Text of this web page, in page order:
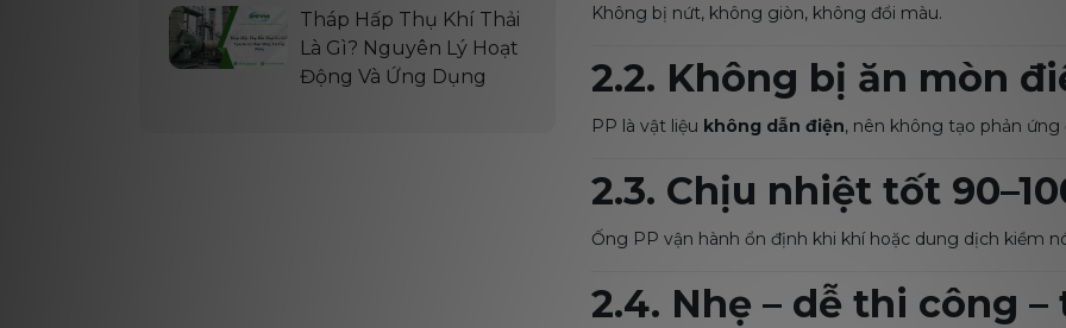
Không bị nứt, không giòn, không đổi màu.
2.2. Không bị ăn mòn
PP là vật liệu không dẫn điện, nên không tạo phản ứng
2.3. Chịu nhiệt tốt
Ống PP vận hành ổn định khi khí hoặc dung dịch kiềm
2.4. Nhẹ – dễ thi công
Tháp Hấp Thụ Khí Thải
Là Gì? Nguyên Lý Hoạt
Động Và Ứng Dụng